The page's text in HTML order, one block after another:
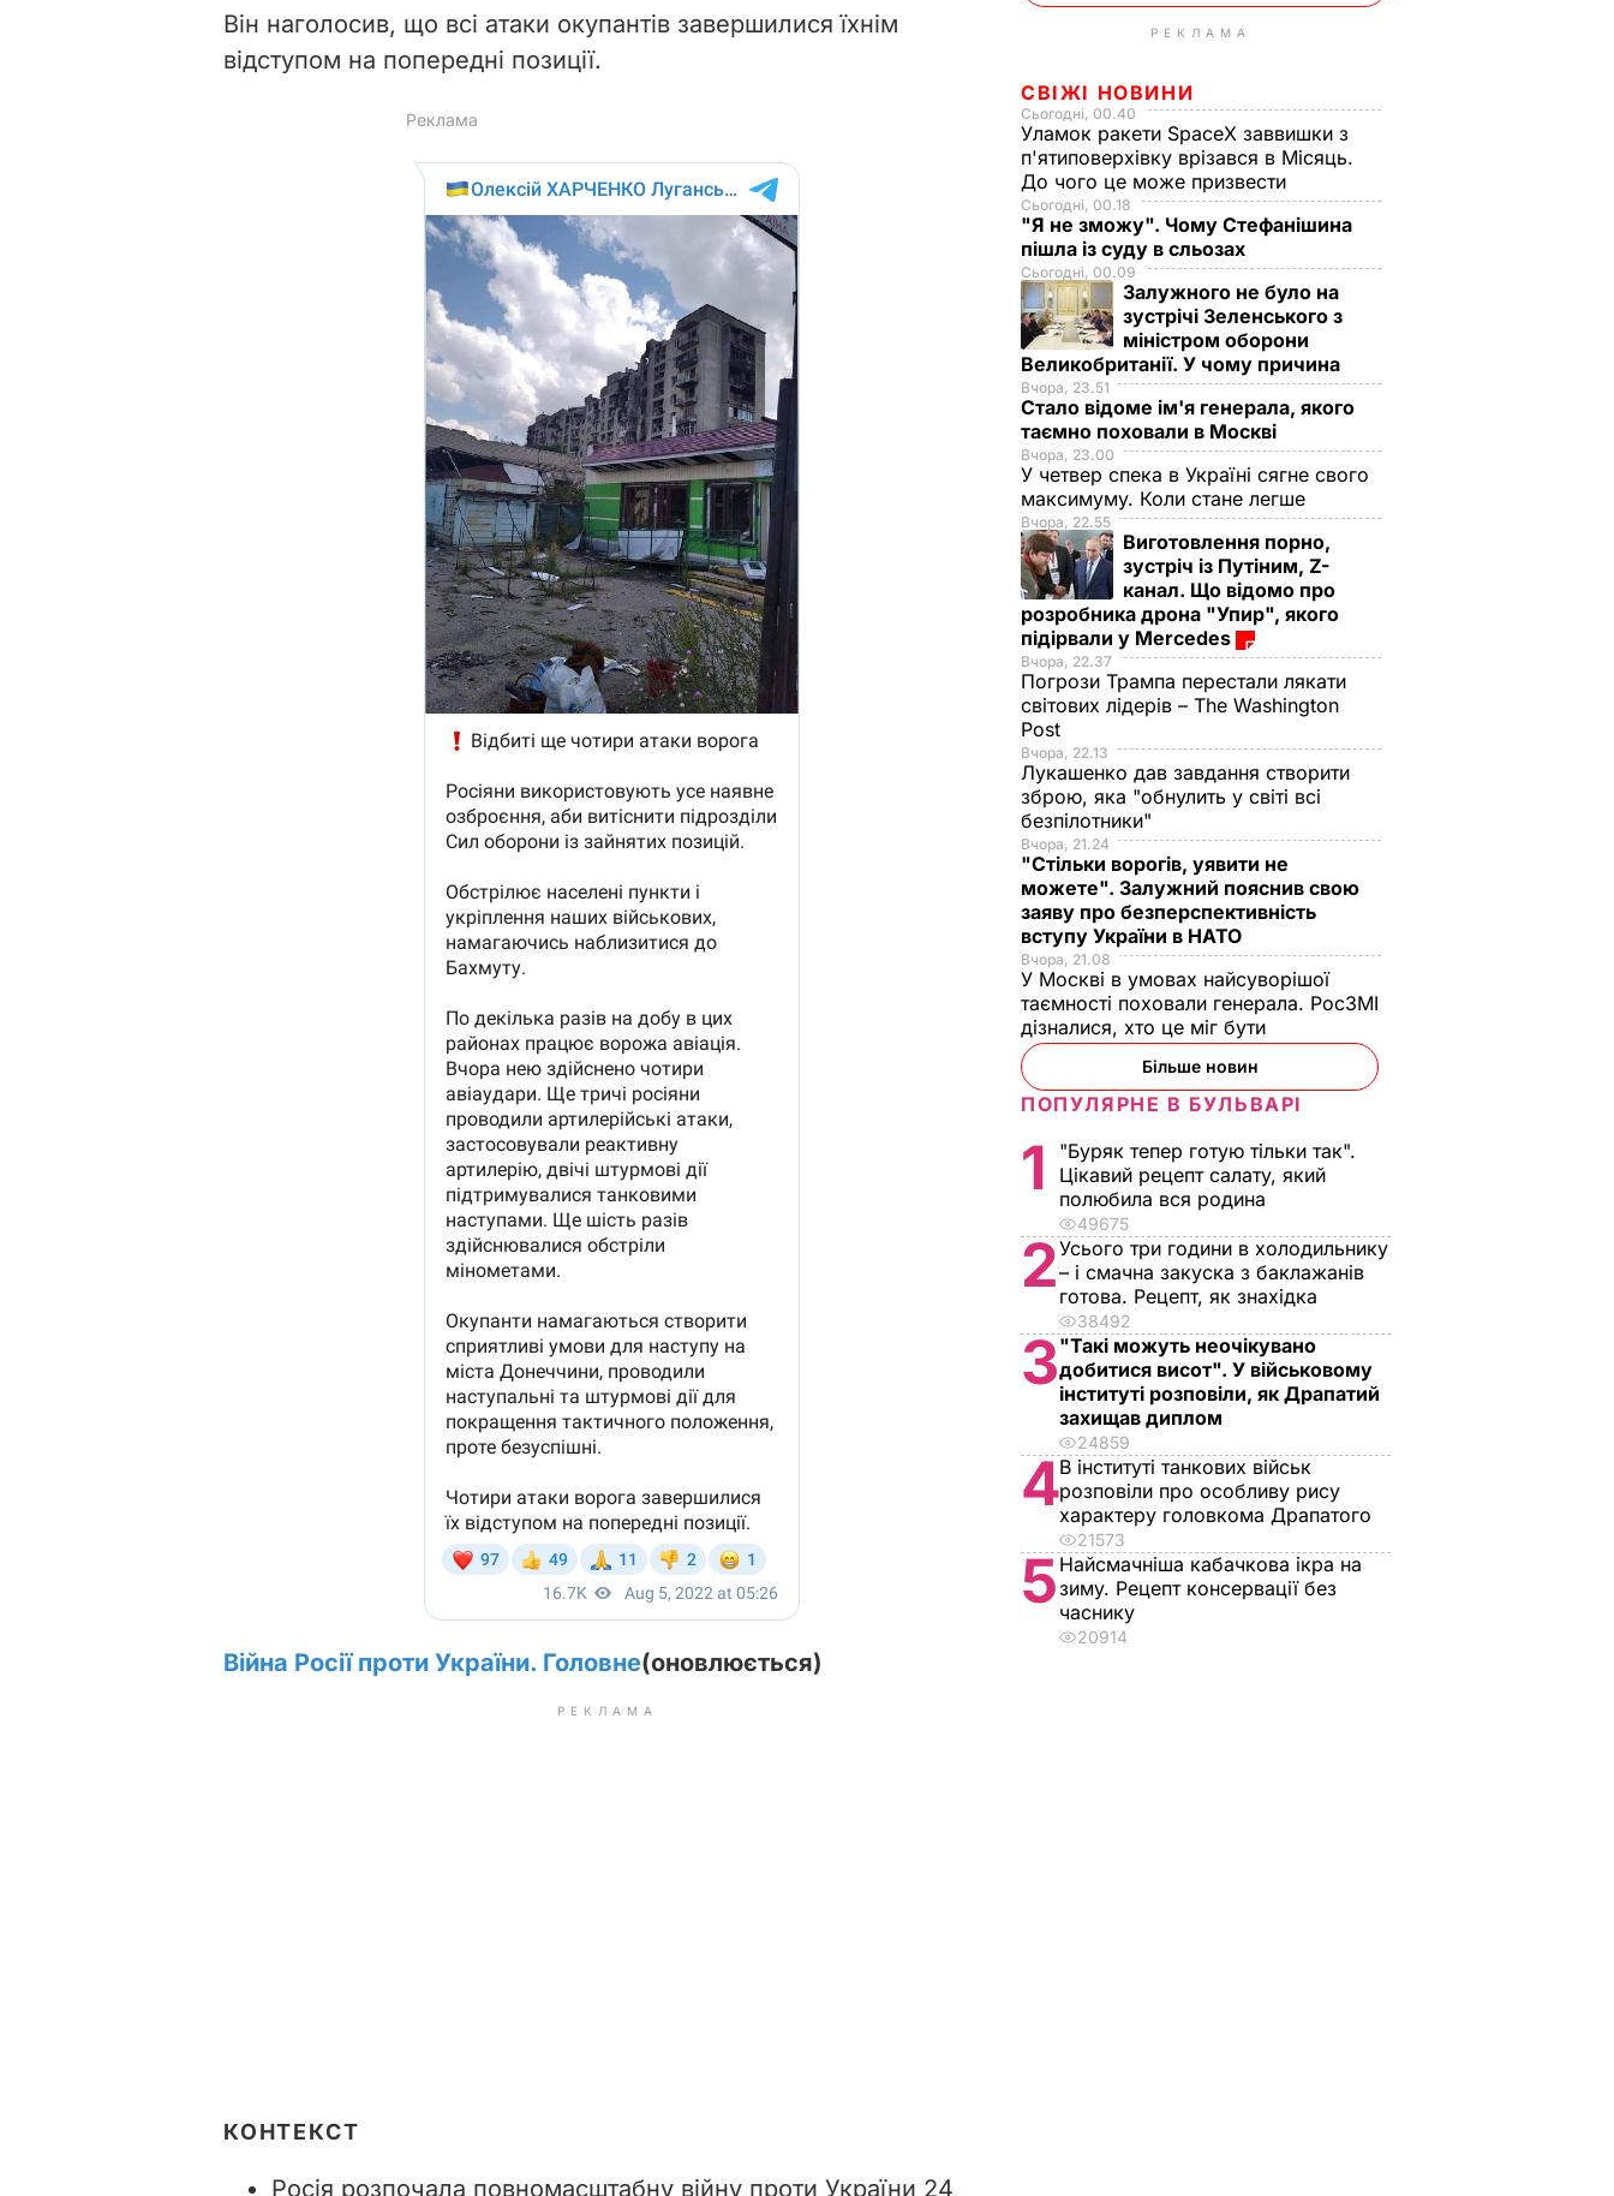
Він наголосив, що всі атаки окупантів завершилися їхнім
відступом на попередні позиції.
Війна Росії проти України. Головне(оновлюється)
РЕКЛАМА
КОНТЕКСТ
Росія розпочала повномасштабну війну проти України 24
РЕКЛАМА
СВІЖІ НОВИНИ
Сьогодні, 00.40
Уламок ракети SpaceX заввишки з
п'ятиповерхівку врізався в Місяць.
До чого це може призвести
Сьогодні, 00.18
"Я не зможу". Чому Стефанішина
пішла із суду в сльозах
Сьогодні, 00.09
Залужного не було на
зустрічі Зеленського з
міністром оборони
Великобританії. У чому причина
Вчора, 23.51
Стало відоме ім'я генерала, якого
таємно поховали в Москві
Вчора, 23.00
У четвер спека в Україні сягне свого
максимуму. Коли стане легше
Вчора, 22.55
Виготовлення порно,
зустріч із Путіним, Z-
канал. Що відомо про
розробника дрона "Упир", якого
підірвали у Mercedes
Вчора, 22.37
Погрози Трампа перестали лякати
світових лідерів – The Washington
Post
Вчора, 22.13
Лукашенко дав завдання створити
зброю, яка "обнулить у світі всі
безпілотники"
Вчора, 21.24
"Стільки ворогів, уявити не
можете". Залужний пояснив свою
заяву про безперспективність
вступу України в НАТО
Вчора, 21.08
У Москві в умовах найсуворішої
таємності поховали генерала. РосЗМІ
дізналися, хто це міг бути
Більше новин
ПОПУЛЯРНЕ В БУЛЬВАРІ
1
"Буряк тепер готую тільки так".
Цікавий рецепт салату, який
полюбила вся родина
49675
2Усього три години в холодильнику
– і смачна закуска з баклажанів
готова. Рецепт, як знахідка
38492
3"Такі можуть неочікувано
добитися висот". У військовому
інституті розповіли, як Драпатий
захищав диплом
24859
4В інституті танкових військ
розповіли про особливу рису
характеру головкома Драпатого
21573
5 Найсмачніша кабачкова ікра на
зиму. Рецепт консервації без
часнику
20914